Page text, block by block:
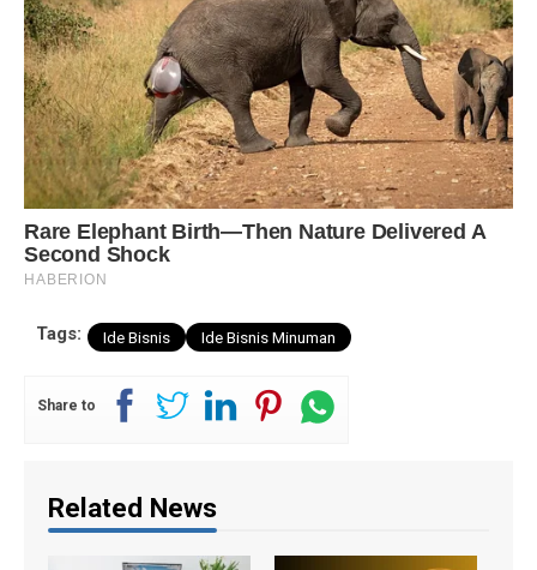
Tags: Ide Bisnis Ide Bisnis Minuman
Share to
Related News